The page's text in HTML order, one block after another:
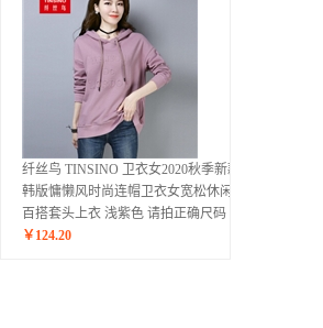
纤丝鸟 TINSINO 卫衣女2020秋季新款
韩版慵懒风时尚连帽卫衣女宽松休闲ins
百搭套头上衣 浅紫色 请拍正确尺码
￥ 124.20